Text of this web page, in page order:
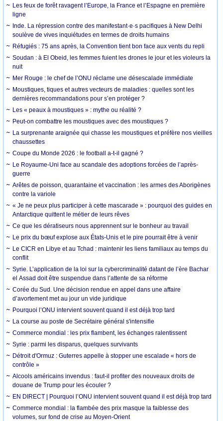
Les feux de forêt ravagent l’Europe, la France et l’Espagne en première
ligne
Inde. La répression contre des manifestant·e·s pacifiques à New Delhi
soulève de vives inquiétudes en termes de droits humains
Réfugiés : 75 ans après, la Convention tient bon face aux vents du repli
Soudan : à El Obeid, les femmes fuient les drones le jour et les violeurs la
nuit
Mer Rouge : le chef de l’ONU réclame une désescalade immédiate
Moustiques, tiques et autres vecteurs de maladies : quelles sont les
dernières recommandations pour s’en protéger ?
Les « peaux à moustiques » : mythe ou réalité ?
Peut-on combattre les moustiques avec des moustiques ?
La surprenante araignée qui chasse les moustiques et préfère nos vieilles
chaussettes
Coupe du Monde 2026 : le football a-t-il gagné ?
Le Royaume-Uni face au scandale des adoptions forcées de l’après-
guerre
Arêtes de poisson, quarantaine et vaccination : les armes des Aborigènes
contre la variole
« Je ne peux plus participer à cette mascarade » : pourquoi des guides en
Antarctique quittent le métier de leurs rêves
Ce que les dératiseurs nous apprennent sur le bonheur au travail
Le prix du bœuf explose aux États-Unis et le pire pourrait être à venir
Le CICR en Libye et au Tchad : maintenir les liens familiaux au temps du
conflit
Syrie. L’application de la loi sur la cybercriminalité datant de l’ère Bachar
el Assad doit être suspendue dans l’attente de sa réforme
Corée du Sud. Une décision rendue en appel dans une affaire
d’avortement met au jour un vide juridique
Pourquoi l’ONU intervient souvent quand il est déjà trop tard
La course au poste de Secrétaire général s'intensifie
Commerce mondial : les prix flambent, les échanges ralentissent
Syrie : parmi les disparus, quelques survivants
Détroit d'Ormuz : Guterres appelle à stopper une escalade « hors de
contrôle »
Alcools américains invendus : faut-il profiter des nouveaux droits de
douane de Trump pour les écouler ?
EN DIRECT | Pourquoi l’ONU intervient souvent quand il est déjà trop tard
Commerce mondial : la flambée des prix masque la faiblesse des
volumes, sur fond de crise au Moyen-Orient